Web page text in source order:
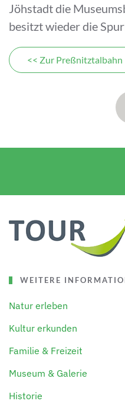
Jöhstadt die
besitzt wieder die
<< Zur Preßnitztalbahn
WEITERE
Natur erleben
Kultur erkunden
Familie & Freizeit
Museum & Galerie
Historie